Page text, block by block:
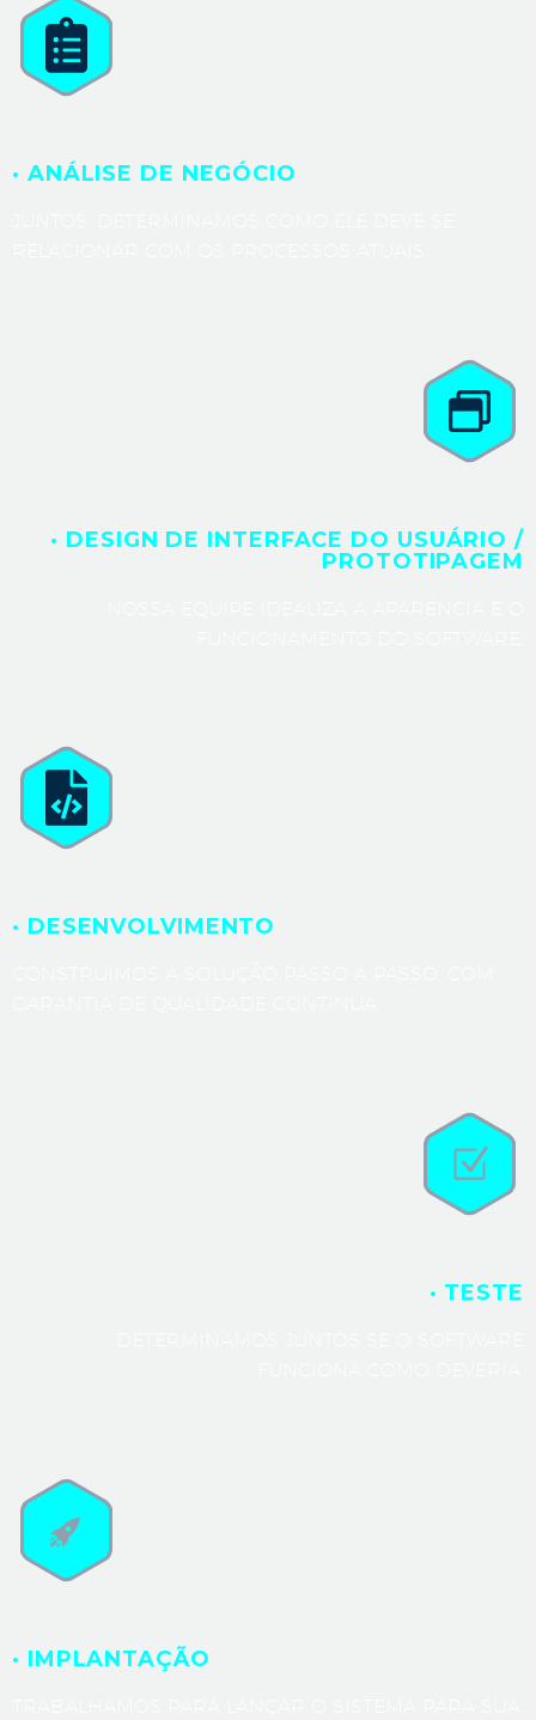
· ANÁLISE DE NEGÓCIO
· DESIGN DE INTERFACE DO USUÁRIO /
PROTOTIPAGEM
· DESENVOLVIMENTO
· TESTE
· IMPLANTAÇÃO